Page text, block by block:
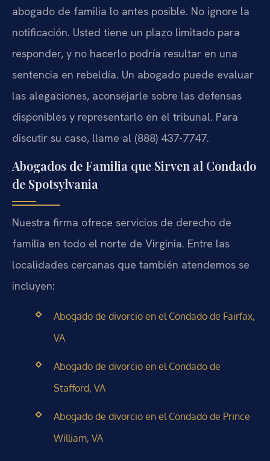
abogado de familia lo antes posible. No ignore la
notificación. Usted tiene un plazo limitado para
responder, y no hacerlo podría resultar en una
sentencia en rebeldía. Un abogado puede evaluar
las alegaciones, aconsejarle sobre las defensas
disponibles y representarlo en el tribunal. Para
discutir su caso, llame al (888) 437-7747.
Abogados de Familia que Sirven al Condado
de Spotsylvania
Nuestra firma ofrece servicios de derecho de
familia en todo el norte de Virginia. Entre las
localidades cercanas que también atendemos se
incluyen:
Abogado de divorcio en el Condado de Fairfax,
VA
Abogado de divorcio en el Condado de
Stafford, VA
Abogado de divorcio en el Condado de Prince
William, VA